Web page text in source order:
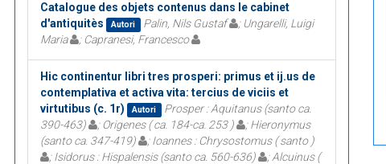
Catalogue des objets contenus dans le cabinet
d'antiquitès
Autori Palin, Nils Gustaf
; Ungarelli, Luigi
Maria
; Capranesi, Francesco
Hic continentur libri tres prosperi: primus et ij.us de
contemplativa et activa vita: tercius de viciis et
virtutibus (c. 1r)
Autori
Prosper : Aquitanus (santo ca.
390-463)
; Origenes ( ca. 184-ca. 253 )
; Hieronymus
(santo ca. 347-419)
; Ioannes : Chrysostomus ( santo )
; Isidorus : Hispalensis (santo ca. 560-636)
; Alcuinus (